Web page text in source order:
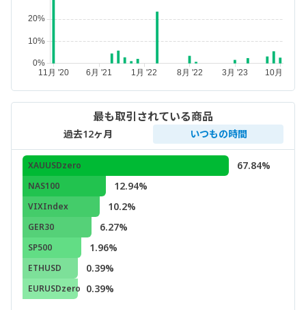
最も取引されている商品
過去12ヶ月 いつもの時間
XAUUSDzero 67.84%
NAS100 12.94%
VIXIndex 10.2%
GER30 6.27%
SP500 1.96%
ETHUSD 0.39%
EURUSDzero 0.39%